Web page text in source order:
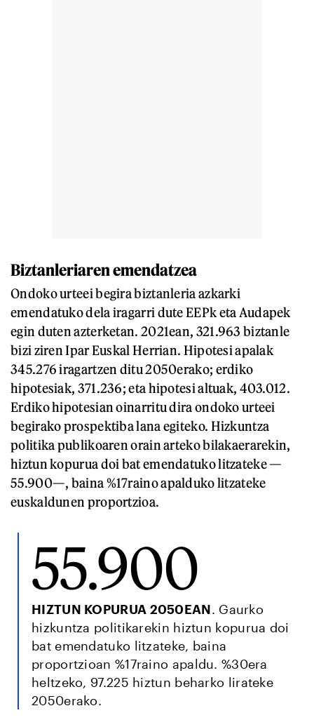
Biztanleriaren emendatzea
Ondoko urteei begira biztanleria azkarki
emendatuko dela iragarri dute EEPk eta Audapek
egin duten azterketan. 2021ean, 321.963 biztanle
bizi ziren Ipar Euskal Herrian. Hipotesi apalak
345.276 iragartzen ditu 2050erako; erdiko
hipotesiak, 371.236; eta hipotesi altuak, 403.012.
Erdiko hipotesian oinarritu dira ondoko urteei
begirako prospektiba lana egiteko. Hizkuntza
politika publikoaren orain arteko bilakaerarekin,
hiztun kopurua doi bat emendatuko litzateke —
55.900—, baina %17raino apalduko litzateke
euskaldunen proportzioa.
55.900
HIZTUN KOPURUA 2050EAN. Gaurko
hizkuntza politikarekin hiztun kopurua doi
bat emendatuko litzateke, baina
proportzioan %17raino apaldu. %30era
heltzeko, 97.225 hiztun beharko lirateke
2050erako.